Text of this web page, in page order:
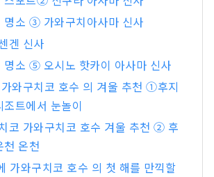
호 지역에서 사계절에 따라 변화하는 후지산
다움을 전해드리겠습니다.
명소 ③ 가와구치아사마 신사
겐 신사
명소 ⑤ 오시노 핫카이 아사마 신사
와구치코 호수 의 겨울 추천 ①후지
트에서 눈놀이
코 가와구치코 호수 겨울 추천 ② 후
천 온천
가와구치코 호수 의 첫 해를 만끽할